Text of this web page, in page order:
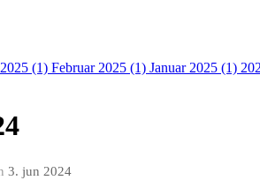
(1) Februar 2025 (1) Januar 2025 (1)
3. jun 2024